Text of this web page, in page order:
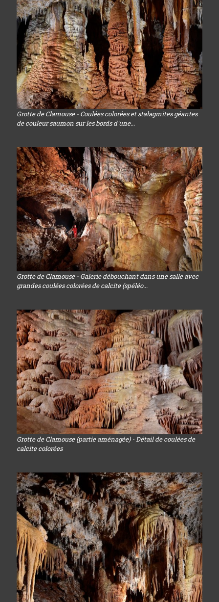
Grotte de Clamouse - Coulées colorées et stalagmites géantes
de couleur saumon sur les bords d'une...
Grotte de Clamouse - Galerie débouchant dans une salle avec
grandes coulées colorées de calcite (spéléo...
Grotte de Clamouse (partie aménagée) - Détail de coulées de
calcite colorées